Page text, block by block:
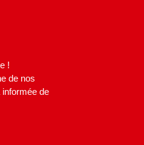
!
de nos
de